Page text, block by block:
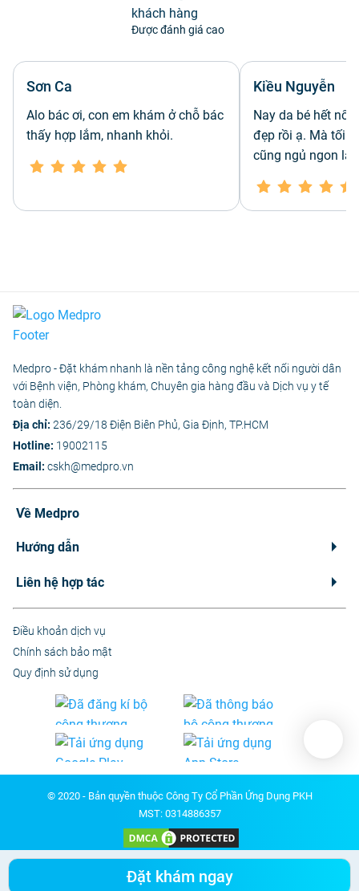
Được đánh giá cao
Sơn Ca
Alo bác ơi, con em khám ở chỗ bác
thấy hợp lắm, nhanh khỏi.
Kiều Nguyễn
Nay da bé hết
đẹp rồi ạ. Mà tối
cũng ngủ ngon
Đặt khám ngay
Medpro - Đặt khám nhanh là nền tảng công nghệ kết nối người dân
với Bệnh viện, Phòng khám, Chuyên gia hàng đầu và Dịch vụ y tế
toàn diện.
Địa chỉ: 236/29/18 Điện Biên Phủ, Gia Định, TP.HCM
Hotline: 19002115
Email: cskh@medpro.vn
Về Medpro
Hướng dẫn
Liên hệ hợp tác
Điều khoản dịch vụ
Chính sách bảo mật
Quy định sử dụng
© 2020 - Bản quyền thuộc Công Ty Cổ Phần Ứng Dụng PKH
MST: 0314886357
Các nội dung y tế trên Medpro chỉ có giá trị tham khảo. Tuyệt đối không tự ý
chuẩn đoán hoặc điều trị mà không có sự tư vấn trực tiếp từ Bác sĩ.